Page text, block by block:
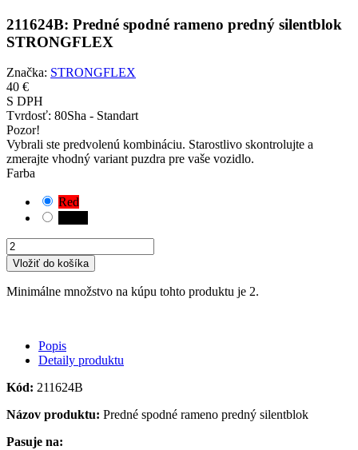
211624B: Predné spodné rameno predný silentblok
STRONGFLEX
Značka: STRONGFLEX
40 €
S DPH
Tvrdosť: 80Sha - Standart
Pozor!
Vybrali ste predvolenú kombináciu. Starostlivo skontrolujte a
zmerajte vhodný variant puzdra pre vaše vozidlo.
Farba
Red
Vložiť do košíka
Minimálne množstvo na kúpu tohto produktu je 2.
Popis
Detaily produktu
Kód: 211624B
Názov produktu: Predné spodné rameno predný silentblok
Pasuje na: